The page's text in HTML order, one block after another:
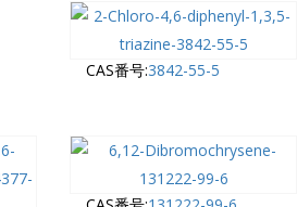
CAS番号:3842-55-5